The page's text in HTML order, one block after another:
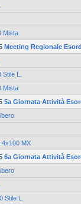
Mista
Meeting Regionale
L.
Mista
5a Giornata Attività
4x100 MX
6a Giornata Attività
Stile L.